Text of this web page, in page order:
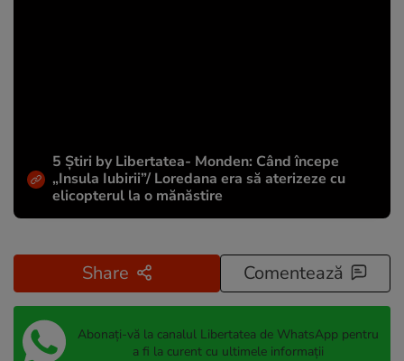
5 Știri by Libertatea- Monden: Când începe
„Insula Iubirii”/ Loredana era să aterizeze cu
elicopterul la o mănăstire
Share Comentează
Abonați-vă la canalul Libertatea de WhatsApp pentru
a fi la curent cu ultimele informații